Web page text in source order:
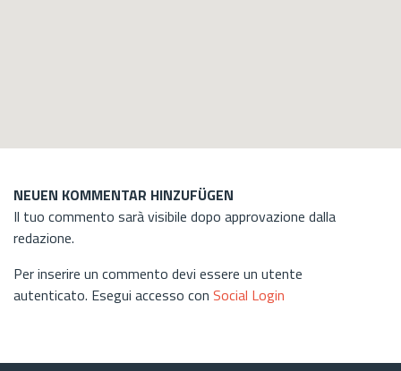
NEUEN KOMMENTAR HINZUFÜGEN
Il tuo commento sarà visibile dopo approvazione dalla
redazione.
Per inserire un commento devi essere un utente
autenticato. Esegui accesso con Social Login